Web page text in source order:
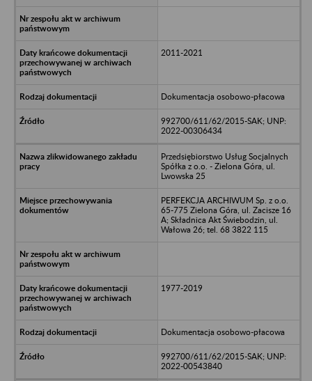
2011-2021
Dokumentacja osobowo-płacowa
992700/611/62/2015-SAK; UNP:
2022-00306434
Przedsiębiorstwo Usług Socjalnych
Spółka z o.o. - Zielona Góra, ul.
Lwowska 25
PERFEKCJA ARCHIWUM Sp. z o.o.
65-775 Zielona Góra, ul. Zacisze 16
A; Składnica Akt Świebodzin, ul.
Wałowa 26; tel. 68 3822 115
1977-2019
Dokumentacja osobowo-płacowa
992700/611/62/2015-SAK; UNP:
2022-00543840